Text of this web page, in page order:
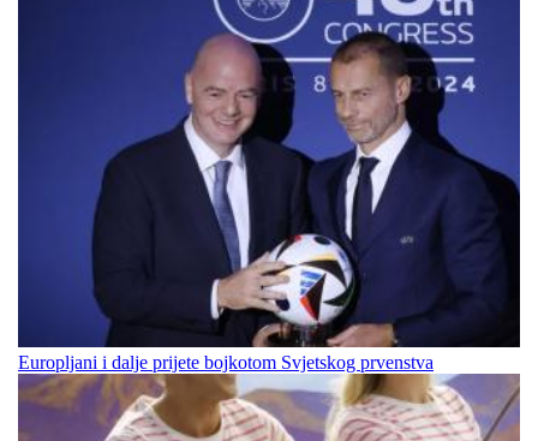
Europljani i dalje prijete bojkotom Svjetskog prvenstva